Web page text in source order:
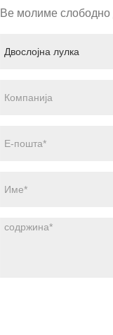
Ве молиме слободно